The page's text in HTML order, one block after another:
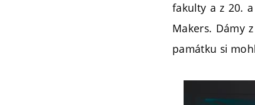
fakulty a z 20.
Makers. Dámy
památku si